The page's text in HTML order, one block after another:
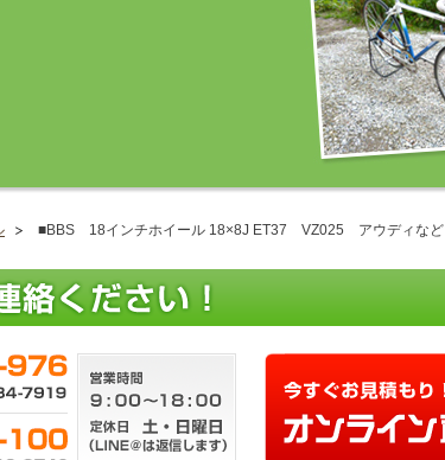
■BBS 18インチホイール 18×8J ET37 VZ025 アウディなど